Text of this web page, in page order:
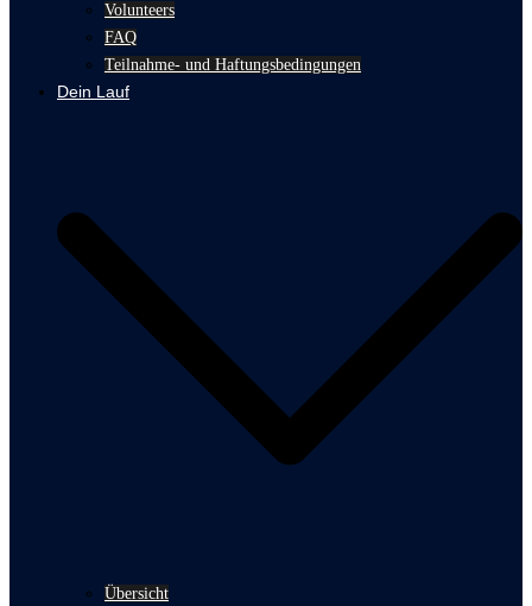
Volunteers
FAQ
Teilnahme- und Haftungsbedingungen
Dein Lauf
Übersicht